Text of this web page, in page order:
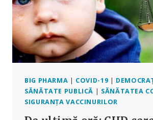
BIG PHARMA | COVID-19 |
SĂNĂTATE PUBLICĂ | SĂNĂTATEA
SIGURANȚA VACCINURILOR